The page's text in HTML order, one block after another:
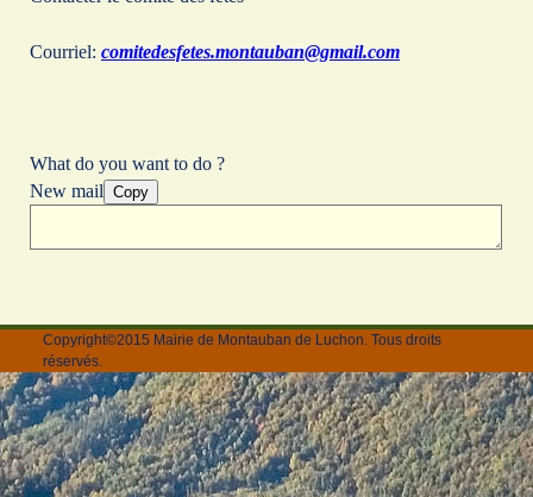
Courriel: comitedesfetes.montauban@gmail.com
What do you want to do ?
New mail Copy
Copyright©2015 Mairie de Montauban de Luchon. Tous droits
réservés.